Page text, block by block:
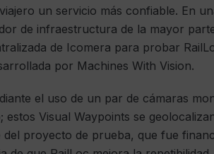
un servicio más confiable. En
de infraestructura de la mayor
de Icomera para probar
por Machines With Vision.
el uso de un par de cámaras
Visual Waypoints se
proyecto de prueba, que fue